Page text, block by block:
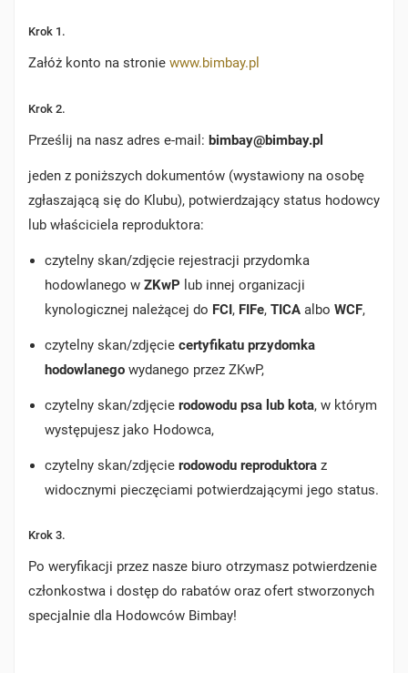
Krok 1.
Załóż konto na stronie www.bimbay.pl
Krok 2.
Prześlij na nasz adres e-mail: bimbay@bimbay.pl
jeden z poniższych dokumentów (wystawiony na osobę
zgłaszającą się do Klubu), potwierdzający status hodowcy
lub właściciela reproduktora:
czytelny skan/zdjęcie rejestracji przydomka
hodowlanego w ZKwP lub innej organizacji
kynologicznej należącej do FCI, FIFe, TICA albo WCF,
czytelny skan/zdjęcie certyfikatu przydomka
hodowlanego wydanego przez ZKwP,
czytelny skan/zdjęcie rodowodu psa lub kota, w którym
występujesz jako Hodowca,
czytelny skan/zdjęcie rodowodu reproduktora z
widocznymi pieczęciami potwierdzającymi jego status.
Krok 3.
Po weryfikacji przez nasze biuro otrzymasz potwierdzenie
członkostwa i dostęp do rabatów oraz ofert stworzonych
specjalnie dla Hodowców Bimbay!